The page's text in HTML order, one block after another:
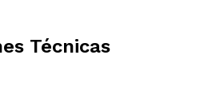
Técnicas